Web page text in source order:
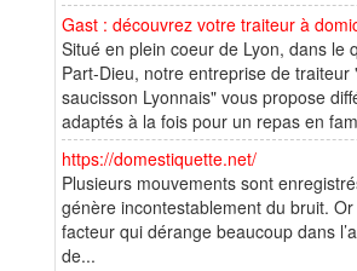
Gast : découvrez votre traiteur à
Situé en plein coeur de Lyon, dans le
Part-Dieu, notre entreprise de traiteur
saucisson Lyonnais" vous propose
adaptés à la fois pour un repas en
https://domestiquette.net/
Plusieurs mouvements sont
génère incontestablement du bruit.
facteur qui dérange beaucoup dans
de...